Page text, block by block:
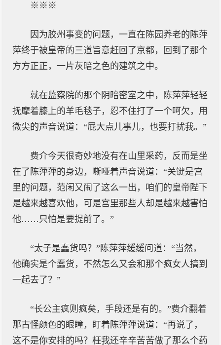
※※※
因为胶州事变的问题，一直在陈园养老的陈萍
萍终于被皇帝的三道旨意赶回了京都，回到了那个
方方正正，一片灰暗之色的建筑之中。
就在监察院的那个阴暗密室之中，陈萍萍轻轻
抚摩着膝上的羊毛毯子，忍不住打了一个呵欠，用
微尖的声音说道：“屁大点儿事儿，也要打扰我。”
费介今天很奇妙地没有在山里采药，反而是坐
在了陈萍萍的身边，嘶哑着声音说道：“关键是宫
里的问题，范闲又闹了这么一出，咱们的皇帝陛下
是越来越喜欢他，可是宫里那些人却是越来越害怕
他……只怕是要提前了。”
“太子是蠢货吗？”陈萍萍缓缓问道：“当然，
他确实是个蠢货，不然怎么又会和那个疯女人搞到
一起去了？”
“长公主疯则疯矣，手段还是有的。”费介翻着
那古怪颜色的眼瞳，盯着陈萍萍说道：“再说了，
这不是你安排的吗？枉我还辛辛苦苦做了那么个药